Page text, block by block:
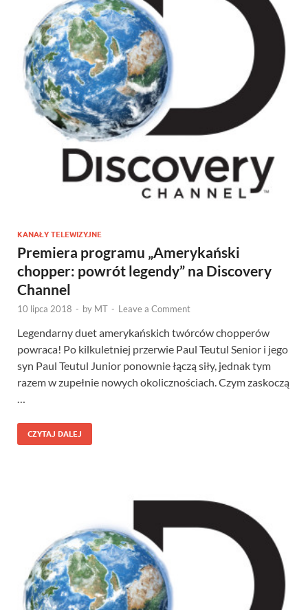
KANAŁY TELEWIZYJNE
Premiera programu „Amerykański
chopper: powrót legendy” na Discovery
Channel
10 lipca 2018 - by MT - Leave a Comment
Legendarny duet amerykańskich twórców chopperów
powraca! Po kilkuletniej przerwie Paul Teutul Senior i jego
syn Paul Teutul Junior ponownie łączą siły, jednak tym
razem w zupełnie nowych okolicznościach. Czym zaskoczą
CZYTAJ DALEJ